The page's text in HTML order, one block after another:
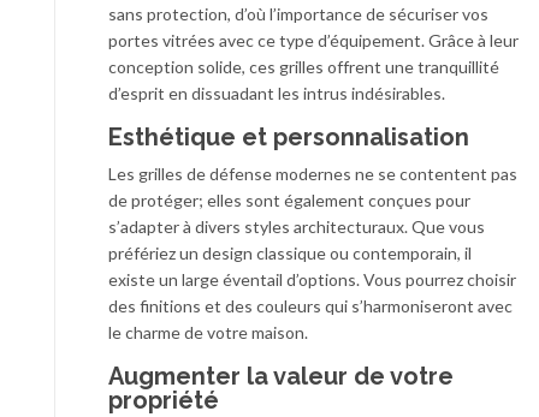
sans protection, d’où l’importance de sécuriser vos
portes vitrées avec ce type d’équipement. Grâce à leur
conception solide, ces grilles offrent une tranquillité
d’esprit en dissuadant les intrus indésirables.
Esthétique et personnalisation
Les grilles de défense modernes ne se contentent pas
de protéger; elles sont également conçues pour
s’adapter à divers styles architecturaux. Que vous
préfériez un design classique ou contemporain, il
existe un large éventail d’options. Vous pourrez choisir
des finitions et des couleurs qui s’harmoniseront avec
le charme de votre maison.
Augmenter la valeur de votre
propriété